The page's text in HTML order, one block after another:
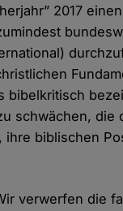
2017 einen
bibelkritisch
schwächen, die
ihre biblischen
verwerfen die